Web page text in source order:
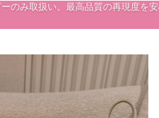
ご注文でお得な割引をご利用いただ
ーのみ取扱い。最高品質の再現度を
ご注文でお得な割引をご利用いただ